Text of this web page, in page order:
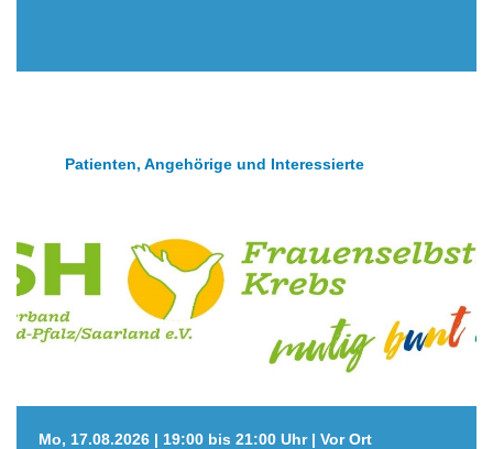
Patienten, Angehörige und Interessierte
Mo, 17.08.2026 | 19:00 bis 21:00 Uhr | Vor Ort